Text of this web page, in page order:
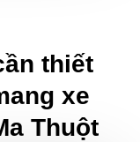
thiết
xe
Thuột